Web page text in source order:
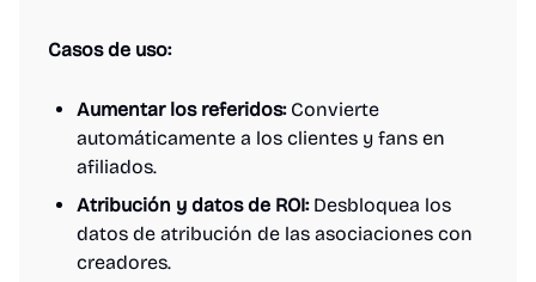
Casos de uso:
Aumentar los referidos:Convierte
automáticamente a los clientes y fans en
afiliados.
Atribución y datos de ROI:Desbloquea los
datos de atribución de las asociaciones con
creadores.